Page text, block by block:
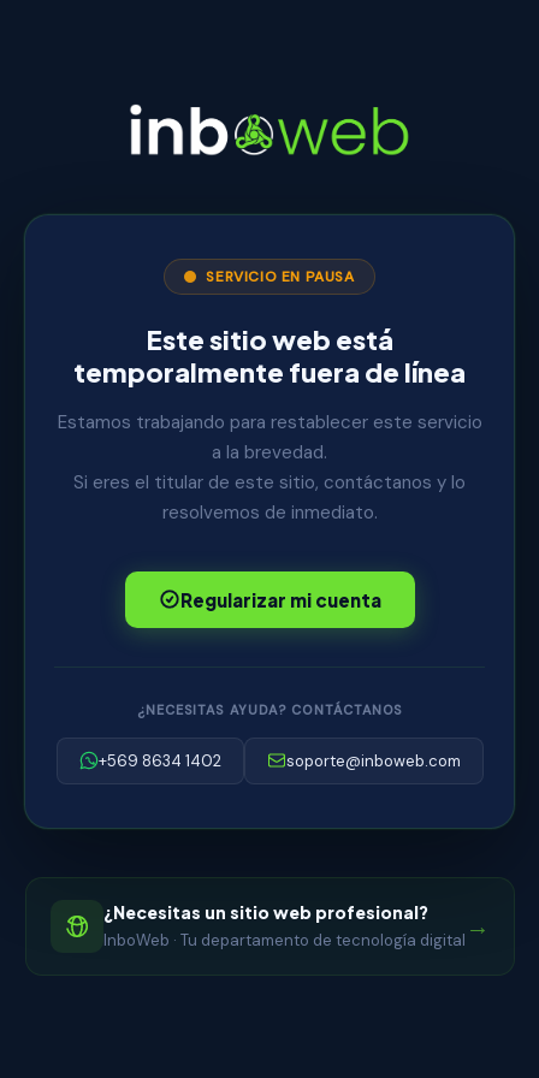
SERVICIO EN PAUSA
Este sitio web está
temporalmente fuera de línea
Estamos trabajando para restablecer este servicio
a la brevedad.
Si eres el titular de este sitio, contáctanos y lo
resolvemos de inmediato.
Regularizar mi cuenta
¿NECESITAS AYUDA? CONTÁCTANOS
+569 8634 1402 soporte@inboweb.com
¿Necesitas un sitio web profesional?
InboWeb · Tu departamento de tecnología digital →